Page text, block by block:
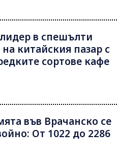
в спешълти
китайския пазар с
сортове кафе
във Врачанско се
От 1022 до 2286